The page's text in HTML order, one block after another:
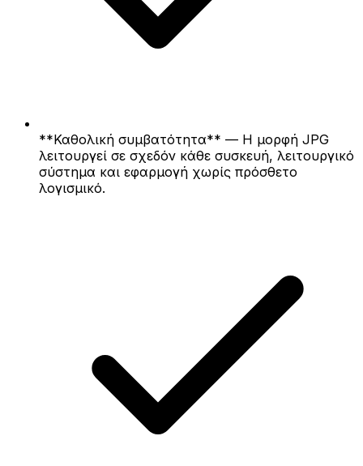
**Καθολική συμβατότητα** — Η μορφή JPG
λειτουργεί σε σχεδόν κάθε συσκευή, λειτουργικό
σύστημα και εφαρμογή χωρίς πρόσθετο
λογισμικό.